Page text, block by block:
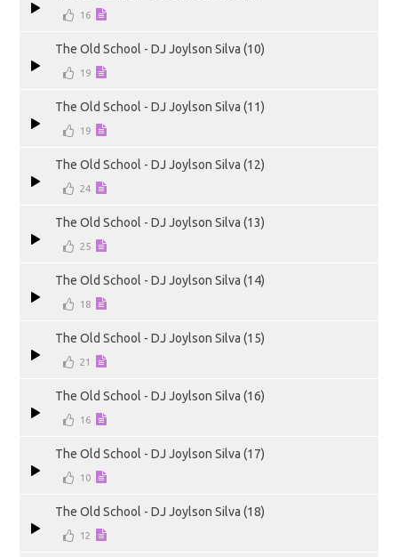
16
The Old School - DJ Joylson Silva (10)
19
The Old School - DJ Joylson Silva (11)
19
The Old School - DJ Joylson Silva (12)
24
The Old School - DJ Joylson Silva (13)
25
The Old School - DJ Joylson Silva (14)
18
The Old School - DJ Joylson Silva (15)
21
The Old School - DJ Joylson Silva (16)
16
The Old School - DJ Joylson Silva (17)
10
The Old School - DJ Joylson Silva (18)
12